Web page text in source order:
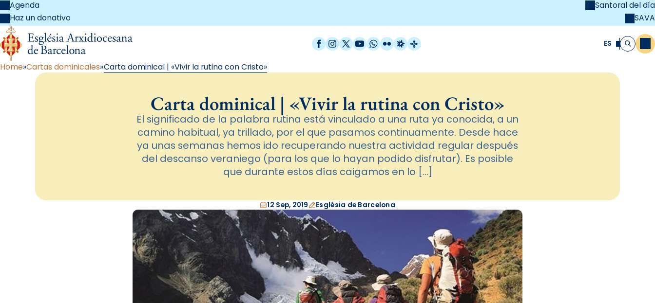
Agenda
Haz un donativo
Santoral del día
SAVA
Facebook
Instagram
X / Twitter
YouTube
WhatsApp
FlickrRadio Estel
Catalunya Cristiana ES Buscar
Home Cartas dominicales Carta dominical | «Vivir la rutina con Cristo»
Carta dominical | «Vivir la rutina con Cristo»
El significado de la palabra rutina está vinculado a una ruta ya conocida, a un
camino habitual, ya trillado, por el que pasamos continuamente. Desde hace
ya unas semanas hemos ido recuperando nuestra actividad regular después
del descanso veraniego (para los que lo hayan podido disfrutar). Es posible
que durante estos días caigamos en lo […]
12 Sep, 2019 Església de Barcelona